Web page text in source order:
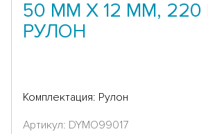
50 ММ X 12 ММ,
РУЛОН
Комплектация: Рулон
Артикул: DYMO99017